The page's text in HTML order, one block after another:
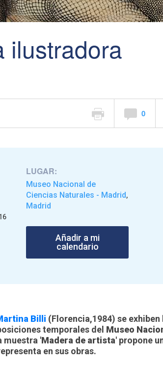
ilustradora
0
LUGAR:
Museo Nacional de
Ciencias Naturales - Madrid,
Madrid
Añadir a mi
calendario
Billi (Florencia,1984) se exhiben
temporales del Museo
muestra 'Madera de artista' propone
en sus obras.